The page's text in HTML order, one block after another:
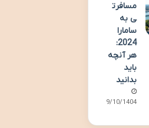
مسافرت
ی به
سامارا
2024:
هر آنچه
باید
بدانید
09/10/1404